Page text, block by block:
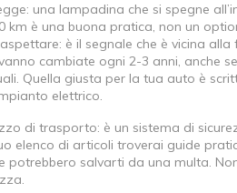
una lampadina che si spegne
km è una buona pratica, non un
è il segnale che è vicina
cambiate ogni 2-3 anni, anche
Quella giusta per la tua auto è
elettrico.
di trasporto: è un sistema di
elenco di articoli troverai guide
potrebbero salvarti da una multa.